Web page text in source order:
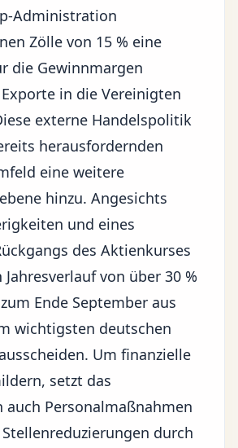
Administration
Zölle von 15 % eine
die Gewinnmargen
in die Vereinigten
externe Handelspolitik
herausfordernden
eine weitere
hinzu. Angesichts
und eines
des Aktienkurses
von über 30 %
Ende September aus
wichtigsten deutschen
Um finanzielle
setzt das
auch Personalmaßnahmen
durch